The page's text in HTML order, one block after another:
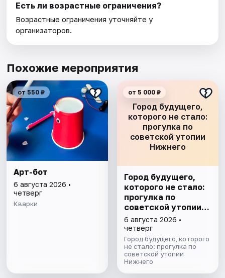
Есть ли возрастные ограничения?
Возрастные ограничения уточняйте у
организаторов.
Похожие мероприятия
от 550 ₽
Арт-бот
6 августа 2026 •
четверг
Кварки
Город будущего,
которого не стало:
прогулка по
советской утопии
Нижнего
от 5 000 ₽
Город будущего,
которого не стало:
прогулка по
советской утопии
Нижнего
6 августа 2026 •
четверг
Город будущего, которого
не стало: прогулка по
советской утопии
Нижнего